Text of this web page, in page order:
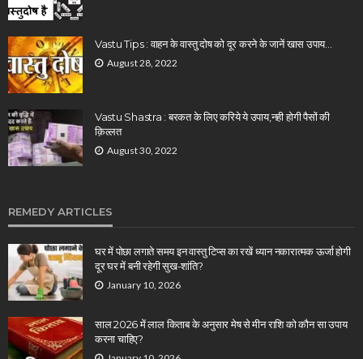
Vastu Tips : वाहन के वास्तु दोष को दूर करने के जानें खास उपाय…
August 28, 2022
Vastu Shastra : बरकत के लिए करिये ये उपाय,नही होगी पैसों की
क़िल्लत
August 30, 2022
REMEDY ARTICLES
घर में पोछा लगाते समय इन वास्तु टिप्स का रखें ध्यान नकारात्मक ऊर्जा होगी
दूर घर में बनी रहेगी सुख-शांति?
January 10, 2026
साल 2026 में लाल किताब के अनुसार मेष से मीन राशि को कौन सा उपाय
करना चाहिए?